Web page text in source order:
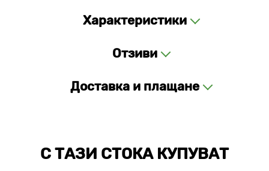
Характеристики
Отзиви
Доставка и плащане
С ТАЗИ СТОКА КУПУВАТ